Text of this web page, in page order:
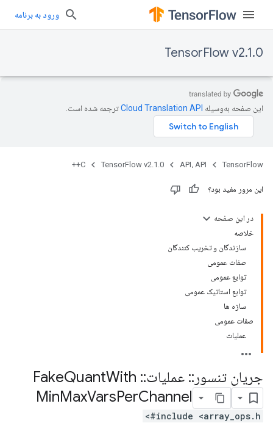
ورود به برنامه
TensorFlow v2.1.0
این صفحه به‌وسیله ترجمه شده است.
TensorFlow API، API TensorFlow v2.1.0
C++
این مرور مفید بود؟
در این صفحه
خلاصه
سازندگان و تخریب کنندگان
صفات عمومی
توابع عمومی
توابع استاتیک عمومی
سازه ها
صفات عمومی
عملیات
جریان تنسور :: عملیات::
QuantWith
MinMaxVarsPerChannel
#include <array_ops.h>